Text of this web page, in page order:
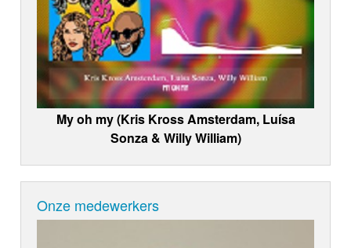
My oh my (Kris Kross Amsterdam, Luísa
Sonza & Willy William)
Onze medewerkers